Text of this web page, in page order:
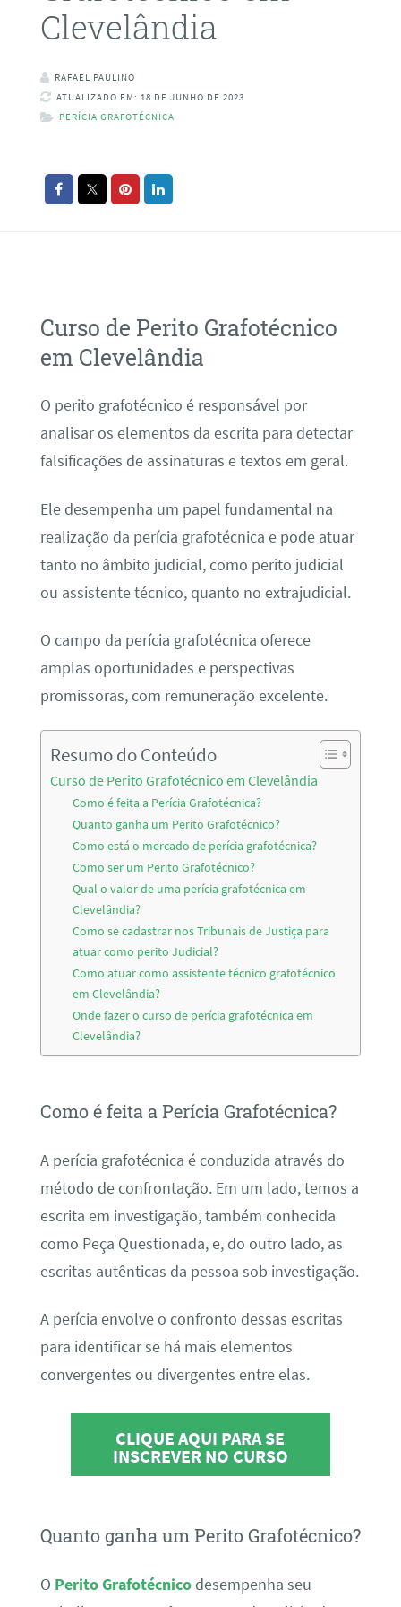
Clevelândia
RAFAEL PAULINO
ATUALIZADO EM: 18 DE JUNHO DE 2023
PERÍCIA GRAFOTÉCNICA
Curso de Perito Grafotécnico
em Clevelândia
O perito grafotécnico é responsável por
analisar os elementos da escrita para detectar
falsificações de assinaturas e textos em geral.
Ele desempenha um papel fundamental na
realização da perícia grafotécnica e pode atuar
tanto no âmbito judicial, como perito judicial
ou assistente técnico, quanto no extrajudicial.
O campo da perícia grafotécnica oferece
amplas oportunidades e perspectivas
promissoras, com remuneração excelente.
Resumo do Conteúdo
Curso de Perito Grafotécnico em Clevelândia
Como é feita a Perícia Grafotécnica?
Quanto ganha um Perito Grafotécnico?
Como está o mercado de perícia grafotécnica?
Como ser um Perito Grafotécnico?
Qual o valor de uma perícia grafotécnica em
Clevelândia?
Como se cadastrar nos Tribunais de Justiça para
atuar como perito Judicial?
Como atuar como assistente técnico grafotécnico
em Clevelândia?
Onde fazer o curso de perícia grafotécnica em
Clevelândia?
Como é feita a Perícia Grafotécnica?
A perícia grafotécnica é conduzida através do
método de confrontação. Em um lado, temos a
escrita em investigação, também conhecida
como Peça Questionada, e, do outro lado, as
escritas autênticas da pessoa sob investigação.
A perícia envolve o confronto dessas escritas
para identificar se há mais elementos
convergentes ou divergentes entre elas.
CLIQUE AQUI PARA SE
INSCREVER NO CURSO
Quanto ganha um Perito Grafotécnico?
O Perito Grafotécnicodesempenha seu